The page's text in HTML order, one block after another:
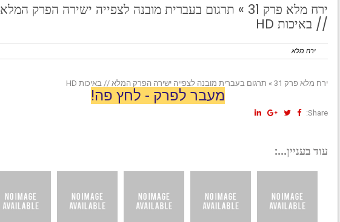
ירח מלא פרק 31 » תרגום בעברית מובנה לצפייה ישירה הפרק המלא
// באיכות HD
ירח מלא
ירח מלא פרק 31 » תרגום בעברית מובנה לצפייה ישירה הפרק המלא // באיכות HD
מעבר לפרק - לחץ פה!
Share:
עוד בעניין...: